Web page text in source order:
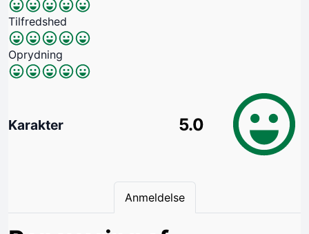
Tilfredshed
Oprydning
Karakter 5.0
Anmeldelse